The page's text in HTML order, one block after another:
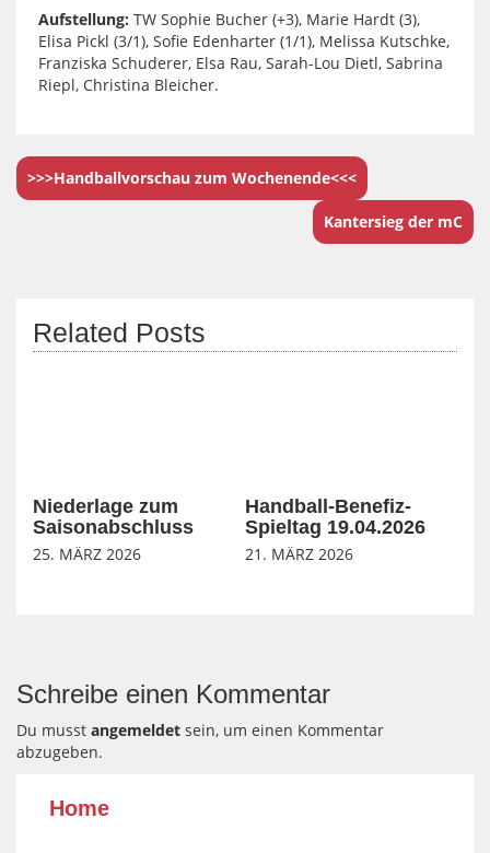
Aufstellung: TW Sophie Bucher (+3), Marie Hardt (3),
Elisa Pickl (3/1), Sofie Edenharter (1/1), Melissa Kutschke,
Franziska Schuderer, Elsa Rau, Sarah-Lou Dietl, Sabrina
Riepl, Christina Bleicher.
>>>Handballvorschau zum Wochenende<<<
Kantersieg der mC
Related Posts
Niederlage zum
Saisonabschluss
25. MÄRZ 2026
Handball-Benefiz-
Spieltag 19.04.2026
21. MÄRZ 2026
Schreibe einen Kommentar
Du musst angemeldet sein, um einen Kommentar
abzugeben.
Home